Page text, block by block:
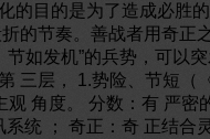
的目的是为了造成必胜
的节奏。善战者用奇正
节如发机”的兵势，可以
三层， 1.势险、节短（
观 角度。 分数：有 严密
系统 ； 奇正：奇 正结合